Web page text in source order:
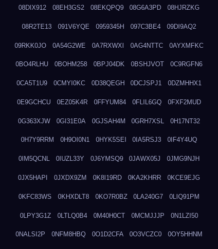
08DIX912 08EH3GS2 08EKQPQ9 08G6A3PD 08HJRZKG
08R2TE13 091V6YQE 0959345H 097C3BE4 09DI9AQ2
09RKK0JO 0A54G2WE 0A7RXWXI 0AG4NTTC 0AYXMFKC
0BO4RLHU 0BOHM258 0BPJ04DK 0BSHJVOT 0C9RGFN6
0CA5T1U9 0CMYI0KC 0D38QEGH 0DCJSPJ1 0DZMHHX1
0E9GCHCU 0EZ05K4R 0FFYUM84 0FLIL6GQ 0FXF2MUD
0G363XJW 0GI31E0A 0GJSAH4M 0GRH7XSL 0H17NT32
0H7Y9RRM 0H9OI0N1 0HYK5SEI 0IA5RSJ3 0IF4Y4UQ
0IM5QCNL 0IUZL33Y 0J6YMSQ9 0JAWX05J 0JMG9NJH
0JX5HAPI 0JXDX9ZM 0K8I19RD 0KA2KHRR 0KCE9EJG
0KFC83WS 0KHXDLT8 0KO7R0BZ 0LA240G7 0LIQ91PM
0LPY3G1Z 0LTLQ0B4 0M40H0CT 0MCMJJJP 0N1LZI50
0NALSI2P 0NFM8HBQ 0O1D2CFA 0O3VCZC0 0OY5HHNM